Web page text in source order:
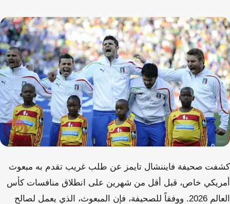
كشفت صحيفة فايننشال تايمز عن طلب غريب تقدم به مبعوث
أمريكي خاص، قبل أقل من شهرين على انطلاق منافسات كأس
العالم 2026. ووفقاً للصحيفة، فإن المبعوث، الذي يعمل لصالح